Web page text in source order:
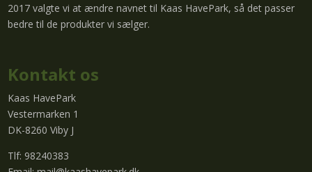
2017 valgte vi at ændre navnet til Kaas HavePark, så det passer
bedre til de produkter vi sælger.
Kontakt os
Kaas HavePark
Vestermarken 1
DK-8260 Viby J
Tlf: 98240383